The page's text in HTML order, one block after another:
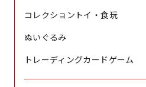
コレクショントイ・食玩
ぬいぐるみ
トレーディングカードゲーム